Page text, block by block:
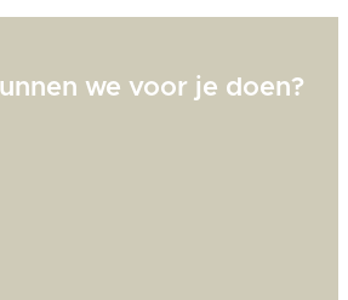
we voor je doen?